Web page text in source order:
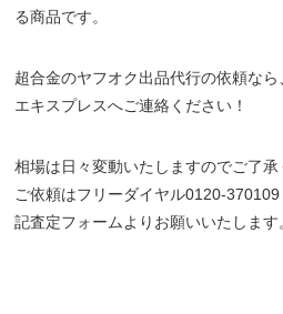
る商品です。
超合金のヤフオク出品代行の依頼な
エキスプレスへご連絡ください！
相場は日々変動いたしますのでご了承
ご依頼はフリーダイヤル0120-
記査定フォームよりお願いいたします